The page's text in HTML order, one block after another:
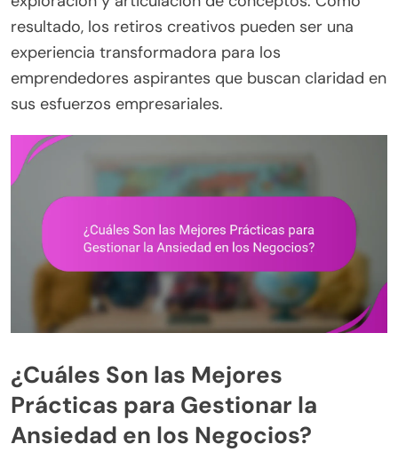
resultado, los retiros creativos pueden ser una
experiencia transformadora para los
emprendedores aspirantes que buscan claridad en
sus esfuerzos empresariales.
¿Cuáles Son las Mejores
Prácticas para Gestionar la
Ansiedad en los Negocios?